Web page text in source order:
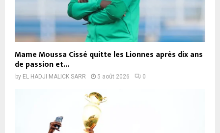
Mame Moussa Cissé quitte les Lionnes après dix ans
de passion et...
by EL HADJI MALICK SARR 5 août 2026 0